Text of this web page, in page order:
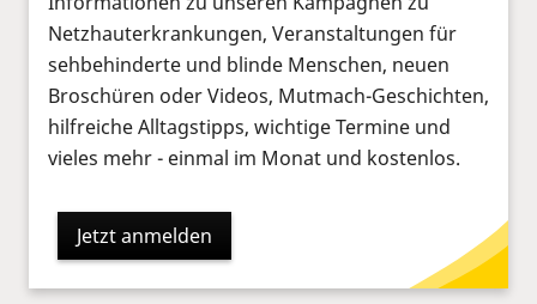
Netzhauterkrankungen, Veranstaltungen für
sehbehinderte und blinde Menschen, neuen
Broschüren oder Videos, Mutmach-Geschichten,
hilfreiche Alltagstipps, wichtige Termine und
vieles mehr - einmal im Monat und kostenlos.
Jetzt anmelden